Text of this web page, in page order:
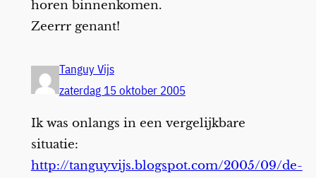
horen binnenkomen.
Zeerrr genant!
Tanguy Vijs
zaterdag 15 oktober 2005
Ik was onlangs in een vergelijkbare
situatie:
http://tanguyvijs.blogspot.com/2005/09/de-